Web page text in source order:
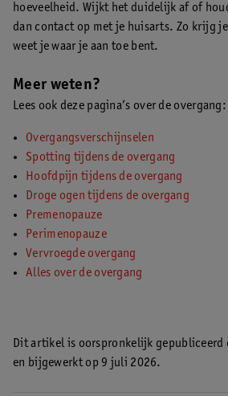
hoeveelheid. Wijkt het duidelijk af of
dan contact op met je huisarts. Zo krijg
weet je waar je aan toe bent.
Meer weten?
Lees ook deze pagina’s over de overgang:
Overgangsverschijnselen
Spotting tijdens de overgang
Hoofdpijn tijdens de overgang
Droge ogen tijdens de overgang
Premenopauze
Perimenopauze
Vervroegde overgang
Alles over de overgang
Dit artikel is oorspronkelijk gepubliceerd
en bijgewerkt op 9 juli 2026.